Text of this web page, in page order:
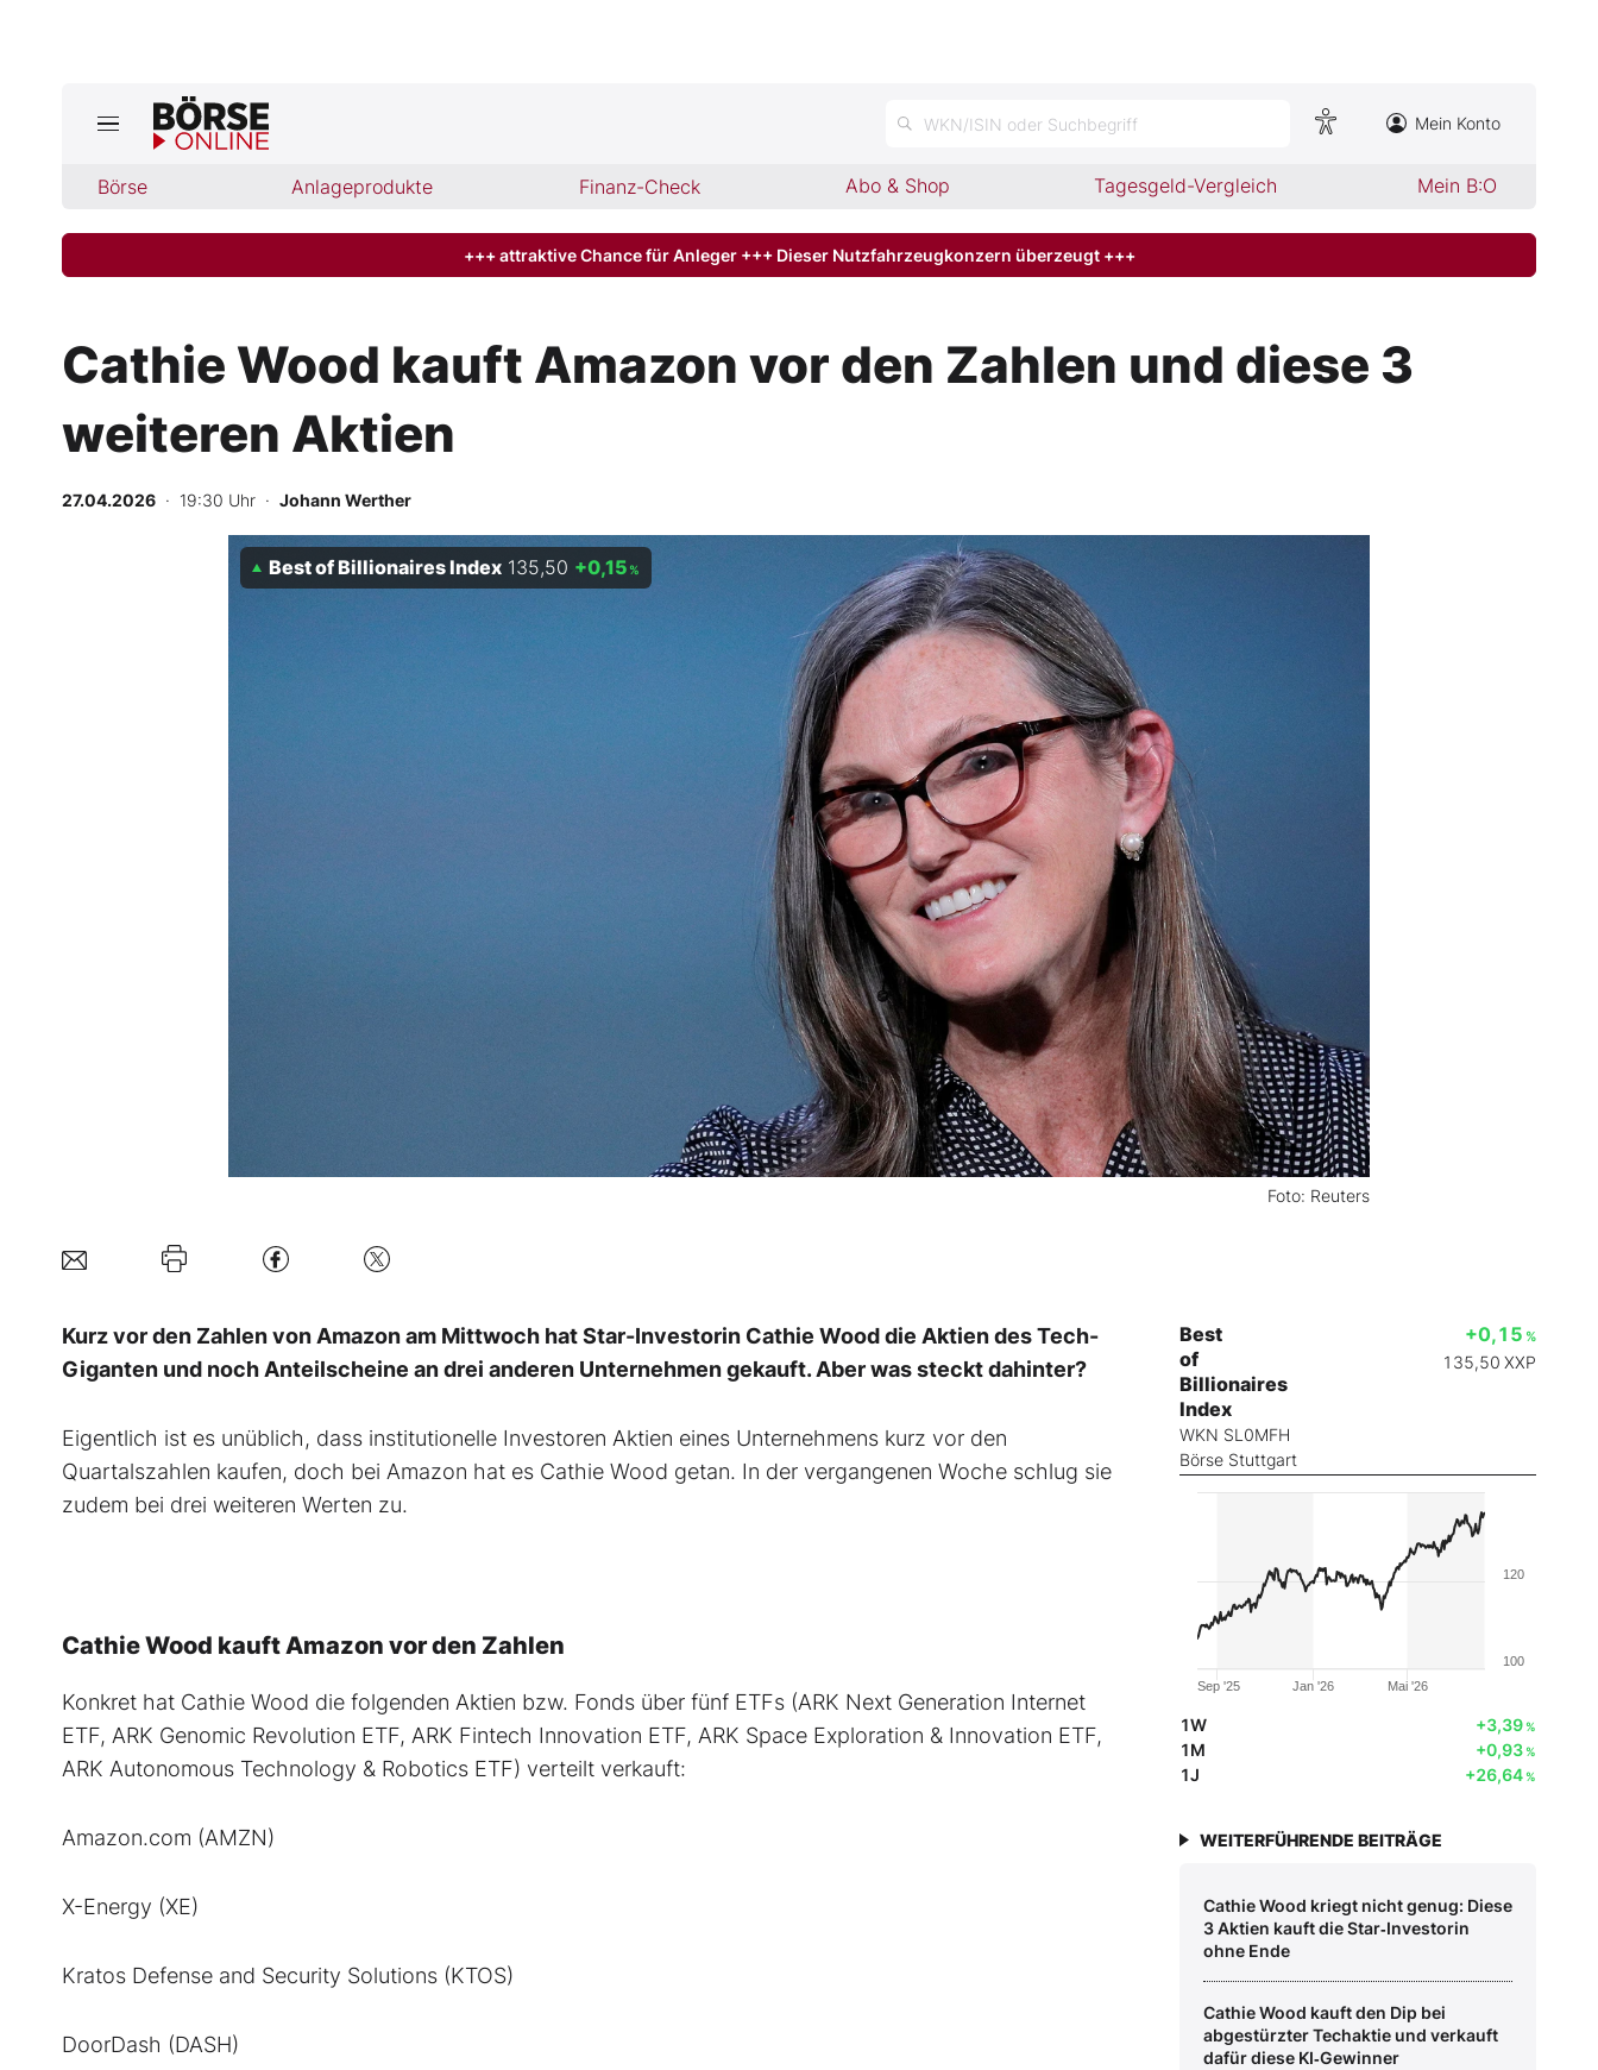
WKN/ISIN oder Suchbegriff Mein Konto
Börse Anlageprodukte Finanz-Check Abo & Shop Tagesgeld-Vergleich Mein B:O
Börse
Abo & Shop
BO-Musterdepots
Experten
Mein B:O
+++ attraktive Chance für Anleger +++ Dieser Nutzfahrzeugkonzern überzeugt +++
Cathie Wood kauft Amazon vor den Zahlen und diese 3
weiteren Aktien
27.04.2026 · 19:30 Uhr · Johann Werther
Foto: Reuters
Best of Billionaires Index 135,50 +0,15 %
Kurz vor den Zahlen von Amazon am Mittwoch hat Star-Investorin Cathie Wood die Aktien des Tech-
Giganten und noch Anteilscheine an drei anderen Unternehmen gekauft. Aber was steckt dahinter?
Eigentlich ist es unüblich, dass institutionelle Investoren Aktien eines Unternehmens kurz vor den
Quartalszahlen kaufen, doch bei Amazon hat es Cathie Wood getan. In der vergangenen Woche schlug sie
zudem bei drei weiteren Werten zu.
Cathie Wood kauft Amazon vor den Zahlen
Konkret hat Cathie Wood die folgenden Aktien bzw. Fonds über fünf ETFs (ARK Next Generation Internet
ETF, ARK Genomic Revolution ETF, ARK Fintech Innovation ETF, ARK Space Exploration & Innovation ETF,
ARK Autonomous Technology & Robotics ETF) verteilt verkauft:
Amazon.com (AMZN)
X-Energy (XE)
Kratos Defense and Security Solutions (KTOS)
DoorDash (DASH)
Best
of
Billionaires
Index
WKN SL0MFH
Börse Stuttgart
+0,15 %
135,50 XXP
Jan '26
Sep '25 Mai '26
100
120
1W +3,39%
1M +0,93%
1J +26,64%
WEITERFÜHRENDE BEITRÄGE
Cathie Wood kriegt nicht genug: Diese
3 Aktien kauft die Star‑Investorin
ohne Ende
Cathie Wood kauft den Dip bei
abgestürzter Techaktie und verkauft
dafür diese KI‑Gewinner